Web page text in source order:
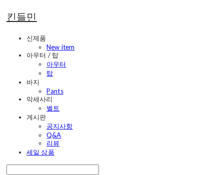
킨들민
신제품
New item
아우터 / 탑
아우터
탑
바지
Pants
악세사리
벨트
게시판
공지사항
Q&A
리뷰
세일 상품